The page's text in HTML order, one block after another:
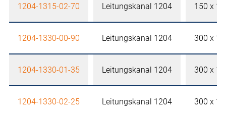
1204-1315-02-70 Leitungskanal 1204 150 x
1204-1330-00-90 Leitungskanal 1204 300 x
1204-1330-01-35 Leitungskanal 1204 300 x
1204-1330-02-25 Leitungskanal 1204 300 x